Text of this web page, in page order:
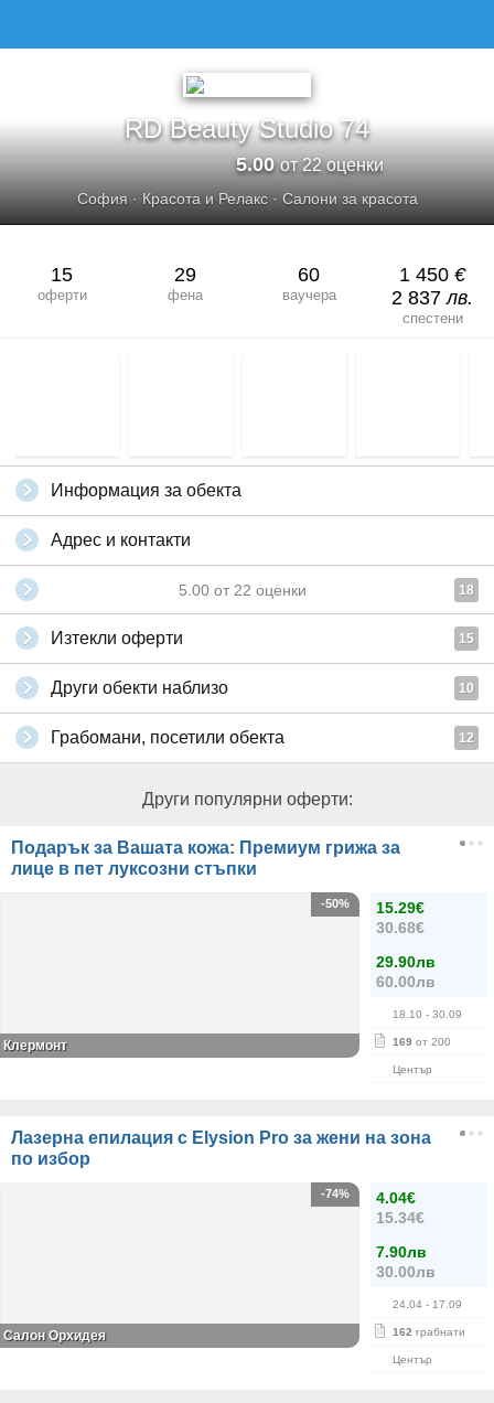
RD Beauty Studio 74
5.00от 22 оценки
София· Красота и Релакс· Салони за красота
15
оферти
29
фена
60
ваучера
1 450 €
2 837лв.
спестени
Информация за обекта
Адрес и контакти
5.00 от 22 оценки 18
Изтекли оферти 15
Други обекти наблизо 10
Грабомани, посетили обекта 12
Други популярни оферти:
Подарък за Вашата кожа: Премиум грижа за
лице в пет луксозни стъпки
15.29€
30.68€
29.90лв
60.00лв
18.10 - 30.09
169 от 200
Център
-50%
Клермонт
Лазерна епилация с Elysion Pro за жени на зона
по избор
4.04€
15.34€
7.90лв
30.00лв
24.04 - 17.09
162 грабнати
Център
-74%
Салон Орхидея